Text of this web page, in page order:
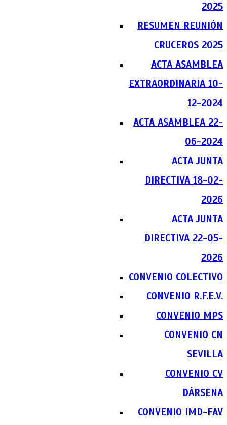
2025
RESUMEN REUNIÓN
CRUCEROS 2025
ACTA ASAMBLEA
EXTRAORDINARIA 10-
12-2024
ACTA ASAMBLEA 22-
06-2024
ACTA JUNTA
DIRECTIVA 18-02-
2026
ACTA JUNTA
DIRECTIVA 22-05-
2026
CONVENIO COLECTIVO
CONVENIO R.F.E.V.
CONVENIO MPS
CONVENIO CN
SEVILLA
CONVENIO CV
DÁRSENA
CONVENIO IMD-FAV